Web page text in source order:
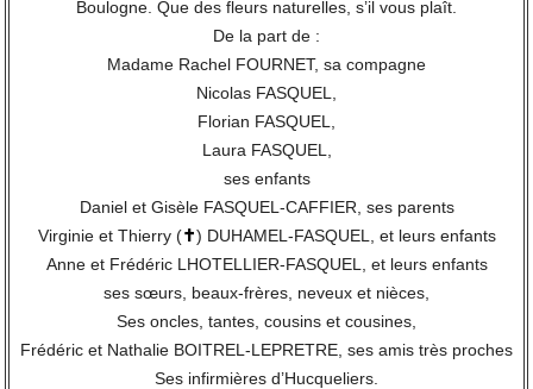
Boulogne. Que des fleurs naturelles, s’il vous plaît.
De la part de :
Madame Rachel FOURNET, sa compagne
Nicolas FASQUEL,
Florian FASQUEL,
Laura FASQUEL,
ses enfants
Daniel et Gisèle FASQUEL-CAFFIER, ses parents
Virginie et Thierry (✝) DUHAMEL-FASQUEL, et leurs enfants
Anne et Frédéric LHOTELLIER-FASQUEL, et leurs enfants
ses sœurs, beaux-frères, neveux et nièces,
Ses oncles, tantes, cousins et cousines,
Frédéric et Nathalie BOITREL-LEPRETRE, ses amis très proches
Ses infirmières d’Hucqueliers.